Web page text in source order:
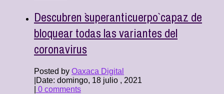
Descubren `superanticuerpo` capaz de
bloquear todas las variantes del
coronavirus
Posted by Oaxaca Digital
Date: domingo, 18 julio , 2021
0 comments